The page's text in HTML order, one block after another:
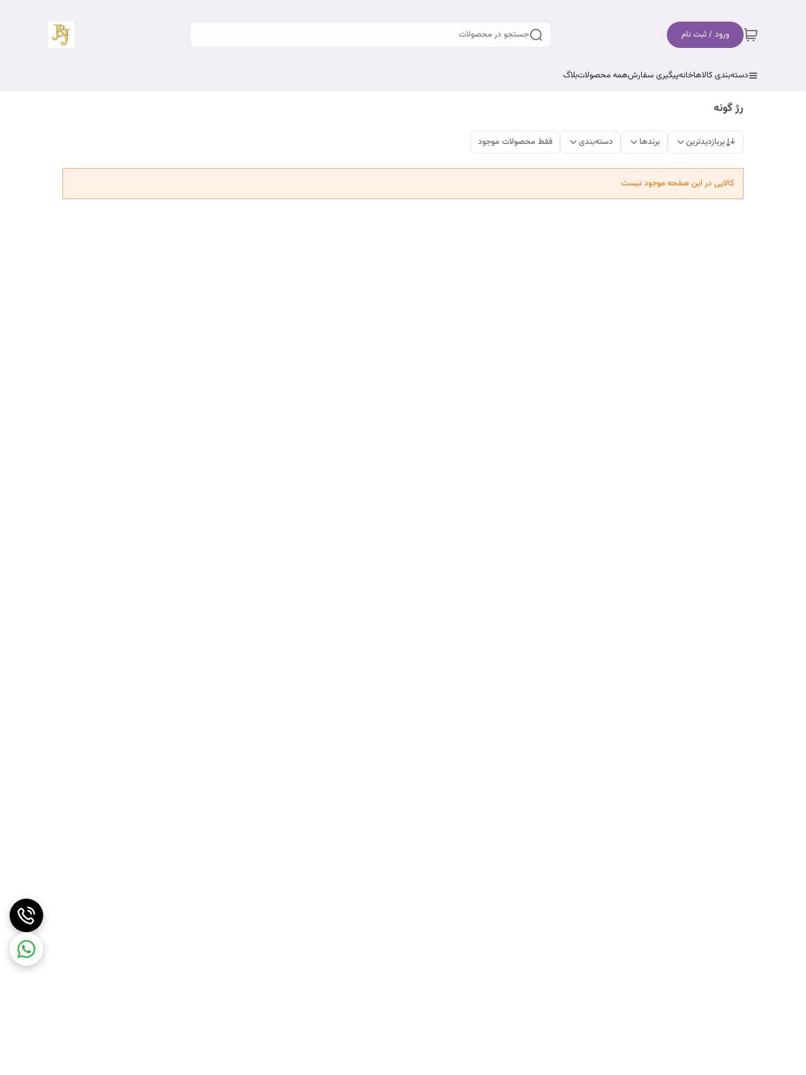
ورود / ثبت نام جستجو در محصولات
دسته‌بندی کالاهاخانهپیگیری سفارشهمه محصولاتبلاگ
رژ گونه
پربازدیدترین برندها دسته‌بندی فقط محصولات موجود
کالایی در این صفحه موجود نیست